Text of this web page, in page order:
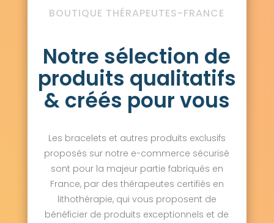
BOUTIQUE THÉRAPEUTES-FRANCE
Notre sélection de
produits qualitatifs
& créés pour vous
Les bracelets et autres produits exclusifs
proposés sur notre e-commerce sécurisé
sont pour la majeur partie fabriqués en
France, par des thérapeutes certifiés en
lithothérapie, qui vous proposent de
bénéficier de produits exceptionnels et de